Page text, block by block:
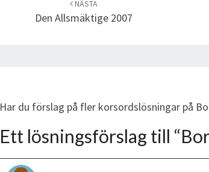
NÄSTA
Den Allsmäktige 2007
Har du förslag på fler korsordslösningar på
Ett lösningsförslag till “